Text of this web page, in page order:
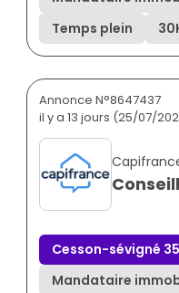
Temps plein
Annonce N°8647437
il y a 13 jours (25/07/
Cesson-sévigné
Mandataire